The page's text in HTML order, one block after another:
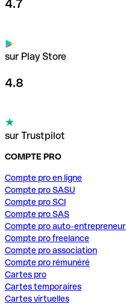
4.7
sur Play Store
4.8
sur Trustpilot
COMPTE PRO
Compte pro en ligne
Compte pro SASU
Compte pro SCI
Compte pro SAS
Compte pro auto-entrepreneur
Compte pro freelance
Compte pro association
Compte pro rémunéré
Cartes pro
Cartes temporaires
Cartes virtuelles